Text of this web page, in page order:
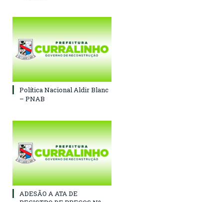
Política Nacional Aldir Blanc
– PNAB
ADESÃO A ATA DE